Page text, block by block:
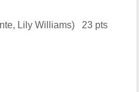
Lily Williams) 23 pts